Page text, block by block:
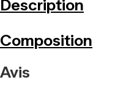
Description
Composition
Avis